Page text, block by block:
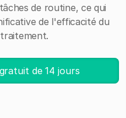
de routine, ce qui
de l'efficacité du
de 14 jours